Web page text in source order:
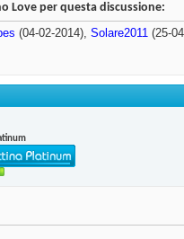
Love per questa discussione:
(04-02-2014), Solare2011 (25-